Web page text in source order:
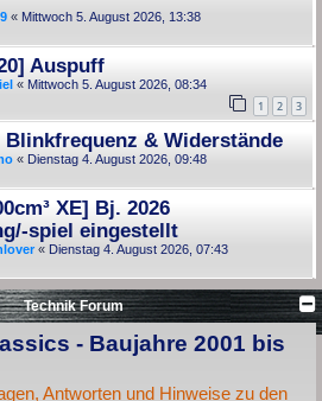
« Mittwoch 5. August 2026, 13:38
Auspuff
« Mittwoch 5. August 2026, 08:34
1 2 3
& Widerstände
« Dienstag 4. August 2026, 09:48
XE] Bj. 2026
spiel eingestellt
« Dienstag 4. August 2026, 07:43
Technik Forum
- Baujahre 2001 bis
Antworten und Hinweise zu den